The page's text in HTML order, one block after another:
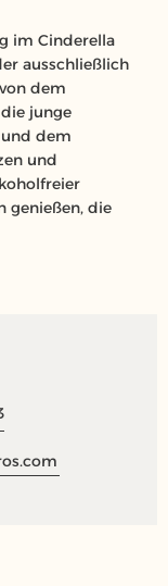
im Cinderella
ausschließlich
dem
junge
dem
und
genießen, die